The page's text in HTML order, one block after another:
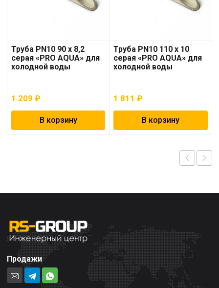
Труба PN10 90 x 8,2
серая «PRO AQUA» для
холодной воды
1 209 ₽
В корзину
Труба PN10 110 x 10
серая «PRO AQUA» для
холодной воды
1 811₽
В корзину
Продажи